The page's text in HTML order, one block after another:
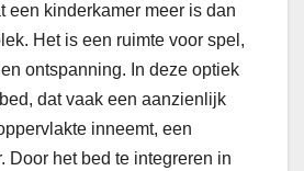
een kinderkamer meer is dan
Het is een ruimte voor spel,
ontspanning. In deze optiek
dat vaak een aanzienlijk
inneemt, een
Door het bed te integreren in